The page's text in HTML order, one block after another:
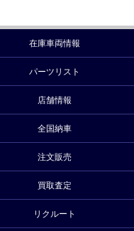
在庫車両情報
パーツリスト
店舗情報
全国納車
注文販売
買取査定
リクルート